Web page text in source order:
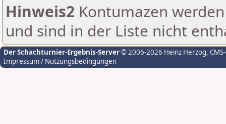
Hinweis2 Kontumazen
und sind in der Liste nicht
Der Schachturnier-Ergebnis-Server© 2006-2026 Heinz Herzog,
Impressum / Nutzungsbedingungen